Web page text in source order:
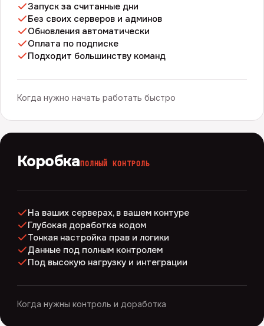
Запуск за считанные дни
Без своих серверов и админов
Обновления автоматически
Оплата по подписке
Подходит большинству команд
Когда нужно начать работать быстро
КоробкаПОЛНЫЙ КОНТРОЛЬ
На ваших серверах, в вашем контуре
Глубокая доработка кодом
Тонкая настройка прав и логики
Данные под полным контролем
Под высокую нагрузку и интеграции
Когда нужны контроль и доработка